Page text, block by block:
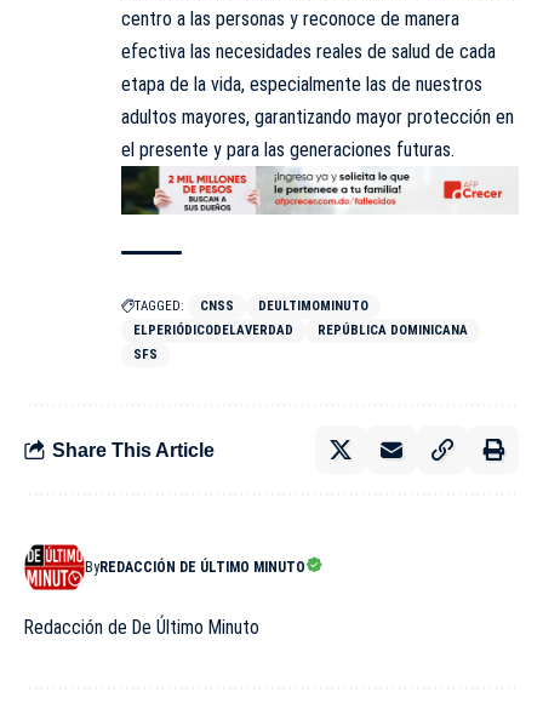
centro a las personas y reconoce de manera
efectiva las necesidades reales de salud de cada
etapa de la vida, especialmente las de nuestros
adultos mayores, garantizando mayor protección en
el presente y para las generaciones futuras.
TAGGED: CNSS
DEULTIMOMINUTO
ELPERIÓDICODELAVERDAD
REPÚBLICA DOMINICANA
SFS
Share This Article
ByREDACCIÓN DE ÚLTIMO MINUTO
Redacción de De Último Minuto